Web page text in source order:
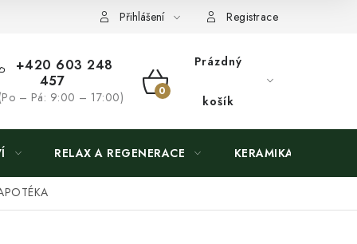
Přihlášení Registrace
+420 603 248
457
– Pá: 9:00 – 17:00)
NÁKUPNÍ
Prázdný
košík
RELAX A REGENERACE KERAMIKA